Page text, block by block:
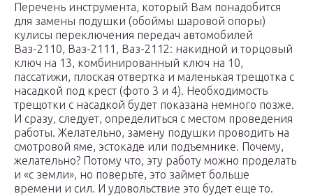
Перечень инструмента, который Вам понадобится
для замены подушки (обоймы шаровой опоры)
кулисы переключения передач автомобилей
Ваз-2110, Ваз-2111, Ваз-2112: накидной и торцовый
ключ на 13, комбинированный ключ на 10,
пассатижи, плоская отвертка и маленькая трещотка с
насадкой под крест (фото 3 и 4). Необходимость
трещотки с насадкой будет показана немного позже.
И сразу, следует, определиться с местом проведения
работы. Желательно, замену подушки проводить на
смотровой яме, эстокаде или подъемнике. Почему,
желательно? Потому что, эту работу можно проделать
и «с земли», но поверьте, это займет больше
времени и сил. И удовольствие это будет еще то.